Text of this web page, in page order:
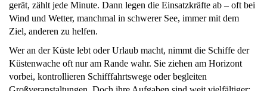
gerät, zählt jede Minute. Dann legen die Einsatzkräfte ab – oft bei
Wind und Wetter, manchmal in schwerer See, immer mit dem
Ziel, anderen zu helfen.
Wer an der Küste lebt oder Urlaub macht, nimmt die Schiffe der
Küstenwache oft nur am Rande wahr. Sie ziehen am Horizont
vorbei, kontrollieren Schifffahrtswege oder begleiten